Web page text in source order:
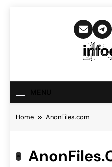
Home AnonFiles.com